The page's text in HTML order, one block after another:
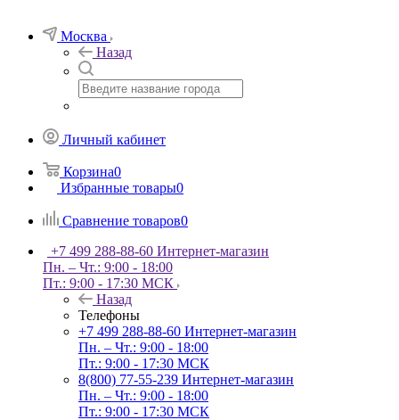
Москва
Назад
Личный кабинет
Корзина0
Избранные товары0
Сравнение товаров0
+7 499 288-88-60 Интернет-магазин
Пн. – Чт.: 9:00 - 18:00
Пт.: 9:00 - 17:30 МСК
Назад
Телефоны
+7 499 288-88-60 Интернет-магазин
Пн. – Чт.: 9:00 - 18:00
Пт.: 9:00 - 17:30 МСК
8(800) 77-55-239 Интернет-магазин
Пн. – Чт.: 9:00 - 18:00
Пт.: 9:00 - 17:30 МСК